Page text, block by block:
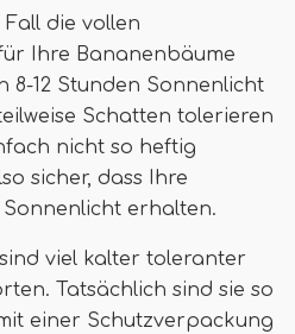
die vollen
Ihre Bananenbäume
8-12 Stunden Sonnenlicht
Schatten tolerieren
nicht so heftig
sicher, dass Ihre
erhalten.
viel kalter toleranter
Tatsächlich sind sie so
einer Schutzverpackung